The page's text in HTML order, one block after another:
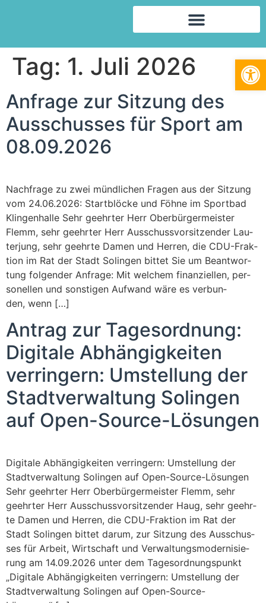
Tag: 1. Juli 2026
Anfra­ge zur Sit­zung des
Aus­schus­ses für Sport am
08.09.2026
Nach­fra­ge zu zwei münd­li­chen Fra­gen aus der Sit­zung
vom 24.06.2026: Start­blö­cke und Föh­ne im Sport­bad
Klin­gen­hal­le Sehr geehr­ter Herr Ober­bür­ger­meis­ter
Flemm, sehr geehr­ter Herr Aus­schuss­vor­sit­zen­der Lau­
ter­jung, sehr geehr­te Damen und Her­ren, die CDU-Frak­­
ti­on im Rat der Stadt Solin­gen bit­tet Sie um Beant­wor­
tung fol­gen­der Anfra­ge: Mit wel­chem finan­zi­el­len, per­
so­nel­len und sons­ti­gen Auf­wand wäre es ver­bun­
den, wenn […]
Antrag zur Tages­ord­nung:
Digi­ta­le Abhän­gig­kei­ten
ver­rin­gern: Umstel­lung der
Stadt­ver­wal­tung Solin­gen
auf Open-Source-Lösungen
Digi­ta­le Abhän­gig­kei­ten ver­rin­gern: Umstel­lung der
Stadt­ver­wal­tung Solin­gen auf Open-Source-Lösun­gen
Sehr geehr­ter Herr Ober­bür­ger­meis­ter Flemm, sehr
geehr­ter Herr Aus­schuss­vor­sit­zen­der Haug, sehr geehr­
te Damen und Her­ren, die CDU-Frak­­ti­on im Rat der
Stadt Solin­gen bit­tet dar­um, zur Sit­zung des Aus­schus­
ses für Arbeit, Wirt­schaft und Ver­wal­tungs­mo­der­ni­sie­
rung am 14.09.2026 unter dem Tages­ord­nungs­punkt
„Digi­ta­le Abhän­gig­kei­ten ver­rin­gern: Umstel­lung der
Stadt­ver­wal­tung Solin­gen auf Open-Source-